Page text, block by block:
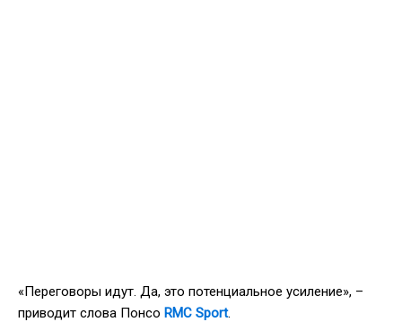
«Переговоры идут. Да, это потенциальное усиление», –
приводит слова Понсо RMC Sport.